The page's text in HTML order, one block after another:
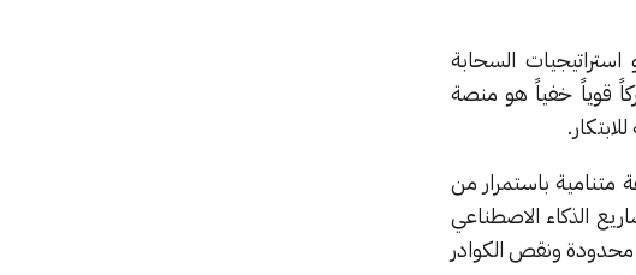
السحابة
قوياً خفياً هو منصة
متنامية باستمرار من
الذكاء الاصطناعي
ونقص الكوادر